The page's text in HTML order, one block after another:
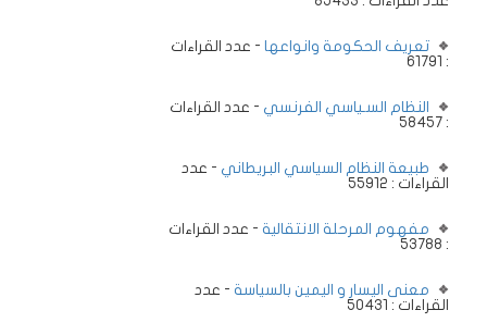
تعريف الحكومة وانواعها - عدد القراءات
: 61791
النظام السـياسي الفرنسي - عدد القراءات
: 58457
طبيعة النظام السياسي البريطاني - عدد
القراءات : 55912
مفهوم المرحلة الانتقالية - عدد القراءات
: 53788
معنى اليسار و اليمين بالسياسة - عدد
القراءات : 50431